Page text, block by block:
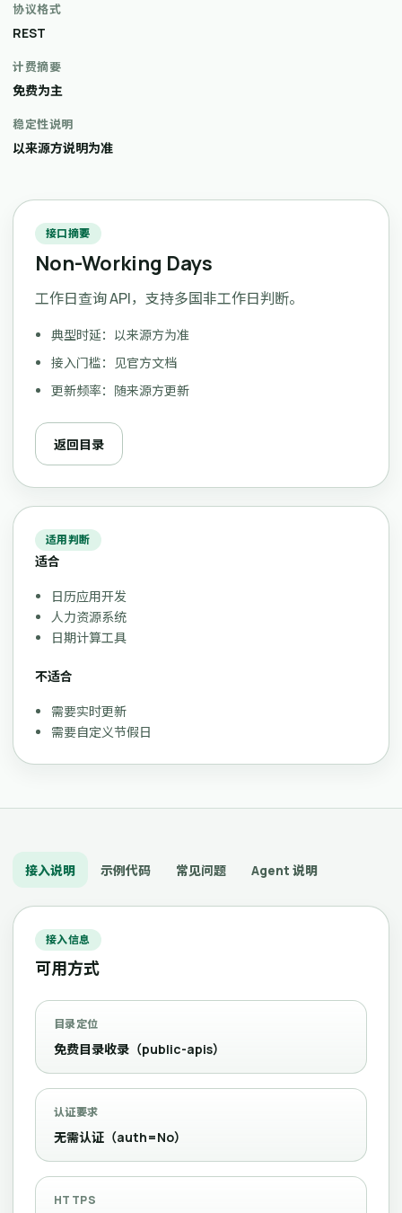
协议格式
REST
计费摘要
免费为主
稳定性说明
以来源方说明为准
接口摘要
Non-Working Days
工作日查询 API，支持多国非工作日判断。
典型时延：以来源方为准
接入门槛：见官方文档
更新频率：随来源方更新
返回目录
适用判断
适合
日历应用开发
人力资源系统
日期计算工具
不适合
需要实时更新
需要自定义节假日
接入说明 示例代码 常见问题 Agent 说明
接入信息
可用方式
目录定位
免费目录收录（public-apis）
认证要求
无需认证（auth=No）
HTTPS